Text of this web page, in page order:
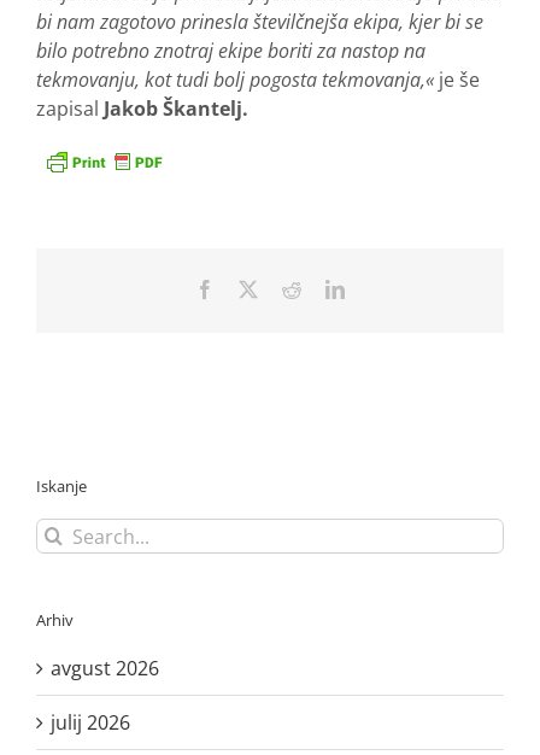
bi nam zagotovo prinesla številčnejša ekipa, kjer bi se
bilo potrebno znotraj ekipe boriti za nastop na
tekmovanju, kot tudi bolj pogosta tekmovanja,« je še
zapisal Jakob Škantelj.
Facebook RedditLinkedIn
Iskanje
Search
for:
Arhiv
avgust 2026
julij 2026